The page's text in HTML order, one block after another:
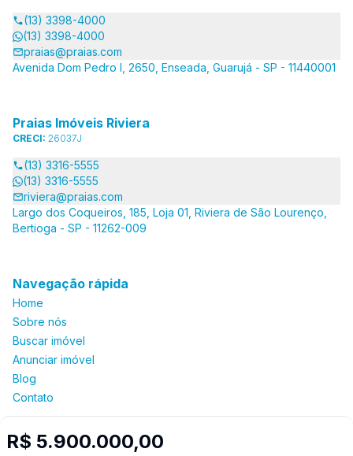
R$ 5.900.000,00
(13) 3398-4000
(13) 3398-4000
praias@praias.com
Avenida Dom Pedro I, 2650, Enseada, Guarujá - SP - 11440001
Praias Imóveis Riviera
CRECI: 26037J
(13) 3316-5555
(13) 3316-5555
riviera@praias.com
Largo dos Coqueiros, 185, Loja 01, Riviera de São Lourenço,
Bertioga - SP - 11262-009
Navegação rápida
Home
Sobre nós
Buscar imóvel
Anunciar imóvel
Blog
Contato